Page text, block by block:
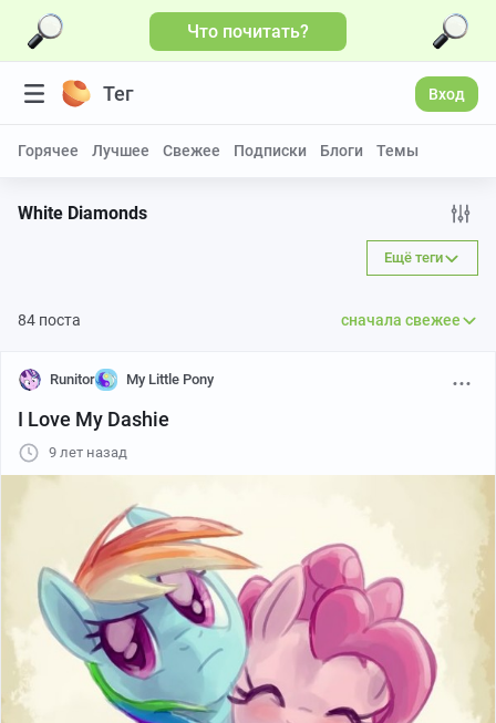
Что почитать?
Тег Вход
Горячее Лучшее Свежее Подписки Блоги Темы
White Diamonds
Ещё теги
84 поста сначала свежее
Runitor My Little Pony
I Love My Dashie
9 лет назад